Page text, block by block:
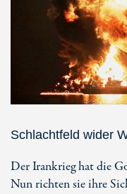
Schlachtfeld wider
Der Irankrieg hat die
Nun richten sie ihre